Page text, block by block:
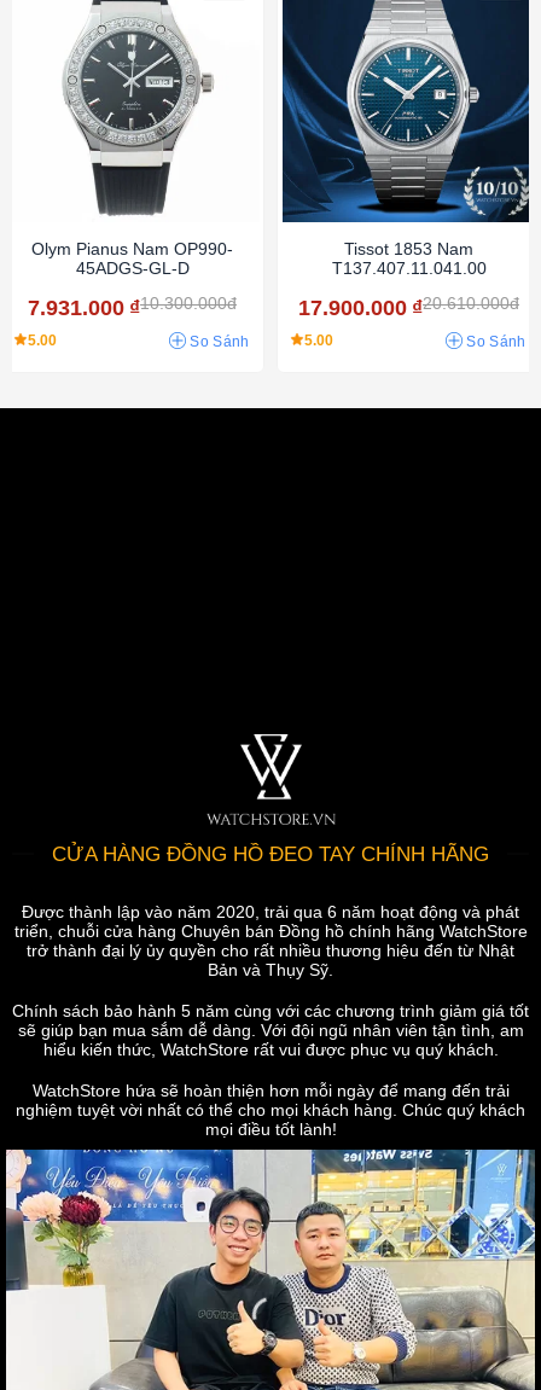
Olym Pianus Nam OP990-
45ADGS-GL-D
7.931.000 ₫10.300.000đ
5.00 So Sánh
Tissot 1853 Nam
T137.407.11.041.00
17.900.000 ₫20.610.000đ
5.00 So Sánh
CỬA HÀNG ĐỒNG HỒ ĐEO TAY CHÍNH HÃNG
Được thành lập vào năm 2020, trải qua 6 năm hoạt động và phát
triển, chuỗi cửa hàng Chuyên bán Đồng hồ chính hãng WatchStore
trở thành đại lý ủy quyền cho rất nhiều thương hiệu đến từ Nhật
Bản và Thụy Sỹ.
Chính sách bảo hành 5 năm cùng với các chương trình giảm giá tốt
sẽ giúp bạn mua sắm dễ dàng. Với đội ngũ nhân viên tận tình, am
hiểu kiến thức, WatchStore rất vui được phục vụ quý khách.
WatchStore hứa sẽ hoàn thiện hơn mỗi ngày để mang đến trải
nghiệm tuyệt vời nhất có thể cho mọi khách hàng. Chúc quý khách
mọi điều tốt lành!